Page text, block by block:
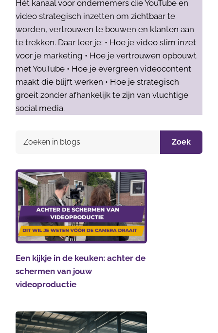
Hét kanaal voor ondernemers die YouTube en
video strategisch inzetten om zichtbaar te
worden, vertrouwen te bouwen en klanten aan
te trekken. Daar leer je: • Hoe je video slim inzet
voor je marketing • Hoe je vertrouwen opbouwt
met YouTube • Hoe je evergreen videocontent
maakt die blijft werken • Hoe je strategisch
groeit zonder afhankelijk te zijn van vluchtige
social media.
Zoek
Een kijkje in de keuken: achter de
schermen van jouw
videoproductie